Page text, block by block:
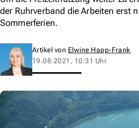
der Ruhrverband die Arbeiten erst
Sommerferien.
Artikel von Elwine Happ-Frank
19.08.2021, 10:31 Uhr